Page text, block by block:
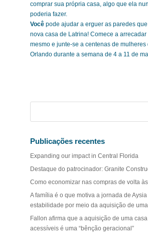
comprar sua própria casa, algo que ela
poderia fazer.
Você pode ajudar a erguer as paredes
nova casa de Latrina! Comece a arrecadar
mesmo e junte-se a centenas de mulheres
Orlando durante a semana de 4 a 11 de
Publicações recentes
Expanding our impact in Central Florida
Destaque do patrocinador: Granite
Como economizar nas compras de volta
A família é o que motiva a jornada de
estabilidade por meio da aquisição de
Fallon afirma que a aquisição de uma
acessíveis é uma “bênção geracional”